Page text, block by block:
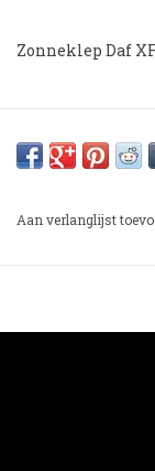
Zonneklep Daf
Aan verlanglijst